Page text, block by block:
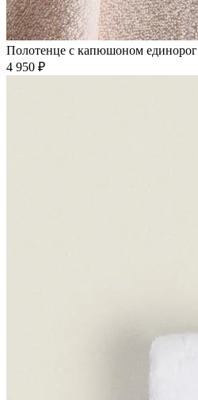
Полотенце с капюшоном единорог
4 950 ₽